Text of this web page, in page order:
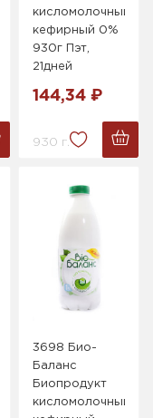
кисломолочный
кефирный 0%
930г Пэт,
21дней
144,34 ₽
930 г.
3698 Био-
Баланс
Биопродукт
кисломолочный